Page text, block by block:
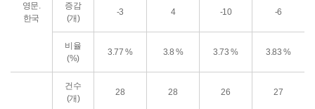
영문.
한국
증감
(개)
-3 4 -10 -6
비율
(%)
3.77 % 3.8 % 3.73 % 3.83 %
건수
(개)
28 28 26 27